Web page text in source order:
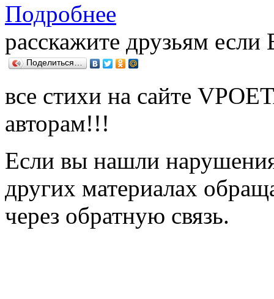
Подробнее
расскажите друзьям
Поделиться…
все стихи на сайте
авторам!!!
Если вы нашли
других материалах
через обратную связь.